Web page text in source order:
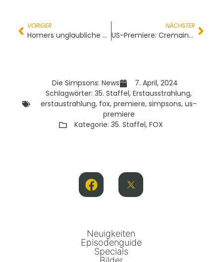
VORIGER
Homers unglaubliche Reise durch die Windschutzscheibe
NÄCHSTER
US-Premiere: Cremains of the Day
Die Simpsons: News
7. April, 2024
Schlagwörter: 35. Staffel, Erstausstrahlung,
erstaustrahlung, fox, premiere, simpsons, us-
premiere
Kategorie: 35. Staffel, FOX
Neuigkeiten
Episodenguide
Specials